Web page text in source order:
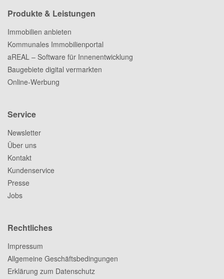
Produkte & Leistungen
Immobilien anbieten
Kommunales Immobilienportal
aREAL – Software für Innenentwicklung
Baugebiete digital vermarkten
Online-Werbung
Service
Newsletter
Über uns
Kontakt
Kundenservice
Presse
Jobs
Rechtliches
Impressum
Allgemeine Geschäftsbedingungen
Erklärung zum Datenschutz